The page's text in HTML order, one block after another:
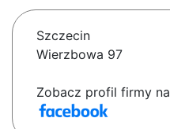
Szczecin
Wierzbowa 97
Zobacz profil firmy na